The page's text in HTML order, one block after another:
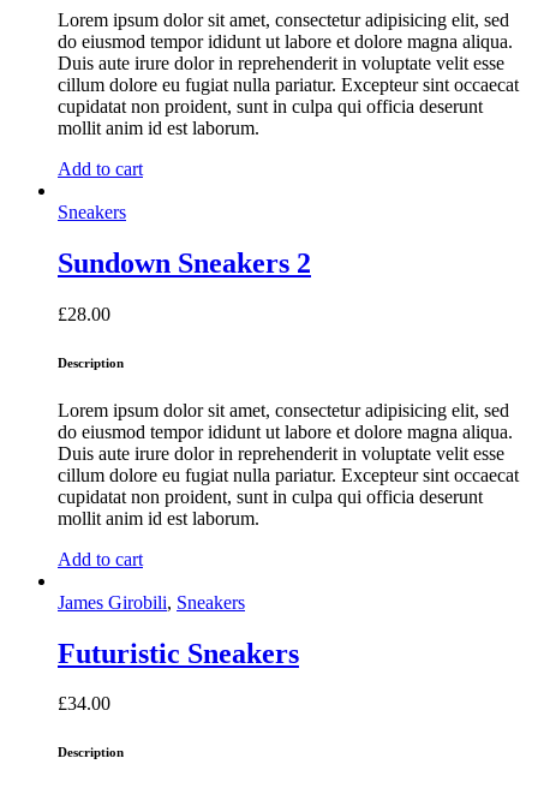
Lorem ipsum dolor sit amet, consectetur adipisicing elit, sed
do eiusmod tempor ididunt ut labore et dolore magna aliqua.
Duis aute irure dolor in reprehenderit in voluptate velit esse
cillum dolore eu fugiat nulla pariatur. Excepteur sint occaecat
cupidatat non proident, sunt in culpa qui officia deserunt
mollit anim id est laborum.
Add to cart
Sneakers
Sundown Sneakers 2
£28.00
Description
Lorem ipsum dolor sit amet, consectetur adipisicing elit, sed
do eiusmod tempor ididunt ut labore et dolore magna aliqua.
Duis aute irure dolor in reprehenderit in voluptate velit esse
cillum dolore eu fugiat nulla pariatur. Excepteur sint occaecat
cupidatat non proident, sunt in culpa qui officia deserunt
mollit anim id est laborum.
Add to cart
James Girobili, Sneakers
Futuristic Sneakers
£34.00
Description